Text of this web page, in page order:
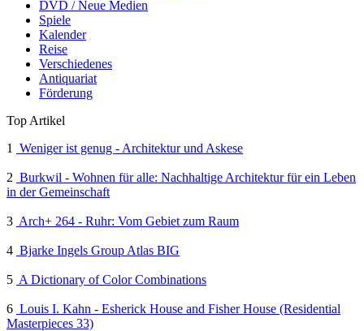
DVD / Neue Medien
Spiele
Kalender
Reise
Verschiedenes
Antiquariat
Förderung
Top Artikel
1
Weniger ist genug - Architektur und Askese
2 Burkwil - Wohnen für alle: Nachhaltige Architektur für ein Leben
in der Gemeinschaft
3 Arch+ 264 - Ruhr: Vom Gebiet zum Raum
4 Bjarke Ingels Group Atlas BIG
5 A Dictionary of Color Combinations
6 Louis I. Kahn - Esherick House and Fisher House (Residential
Masterpieces 33)